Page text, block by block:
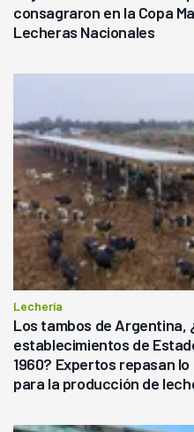
consagraron en la Copa
Lecheras Nacionales
Lechería
Los tambos de Argentina,
establecimientos de
1960? Expertos repasan
para la producción de